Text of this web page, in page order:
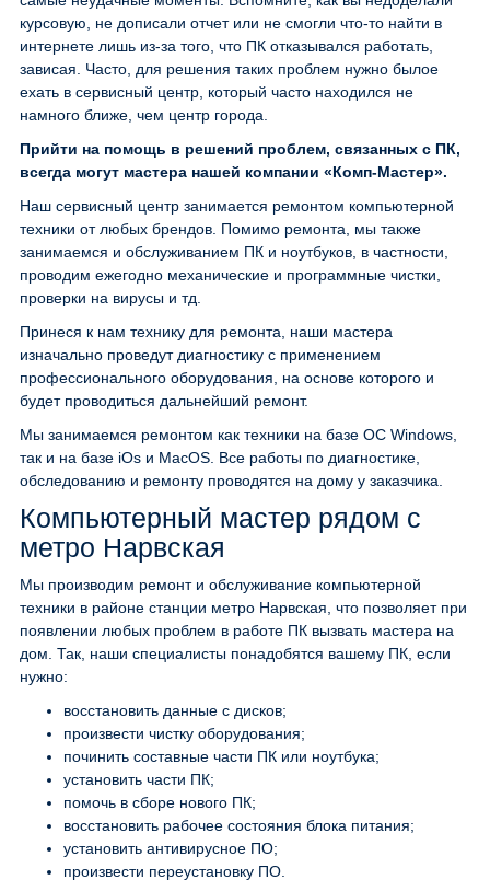
курсовую, не дописали отчет или не смогли что-то найти в
интернете лишь из-за того, что ПК отказывался работать,
зависая. Часто, для решения таких проблем нужно былое
ехать в сервисный центр, который часто находился не
намного ближе, чем центр города.
Прийти на помощь в решений проблем, связанных с ПК,
всегда могут мастера нашей компании «Комп-Мастер».
Наш сервисный центр занимается ремонтом компьютерной
техники от любых брендов. Помимо ремонта, мы также
занимаемся и обслуживанием ПК и ноутбуков, в частности,
проводим ежегодно механические и программные чистки,
проверки на вирусы и тд.
Принеся к нам технику для ремонта, наши мастера
изначально проведут диагностику с применением
профессионального оборудования, на основе которого и
будет проводиться дальнейший ремонт.
Мы занимаемся ремонтом как техники на базе ОС Windows,
так и на базе iOs и MacOS. Все работы по диагностике,
обследованию и ремонту проводятся на дому у заказчика.
Компьютерный мастер рядом с
метро Нарвская
Мы производим ремонт и обслуживание компьютерной
техники в районе станции метро Нарвская, что позволяет при
появлении любых проблем в работе ПК вызвать мастера на
дом. Так, наши специалисты понадобятся вашему ПК, если
нужно:
восстановить данные с дисков;
произвести чистку оборудования;
починить составные части ПК или ноутбука;
установить части ПК;
помочь в сборе нового ПК;
восстановить рабочее состояния блока питания;
установить антивирусное ПО;
произвести переустановку ПО.